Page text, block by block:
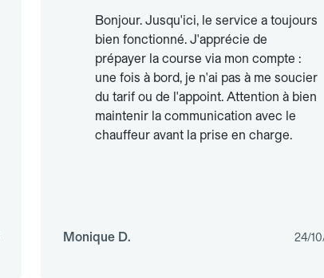
Bonjour. Jusqu'ici, le service a toujours
bien fonctionné. J'apprécie de
prépayer la course via mon compte :
une fois à bord, je n'ai pas à me soucier
du tarif ou de l'appoint. Attention à bien
maintenir la communication avec le
chauffeur avant la prise en charge.
Monique D. 24/